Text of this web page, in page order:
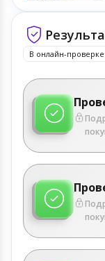
В онлайн-проверке